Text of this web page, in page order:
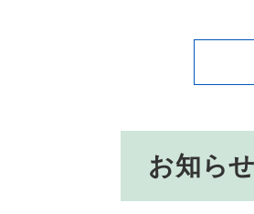
お知らせ